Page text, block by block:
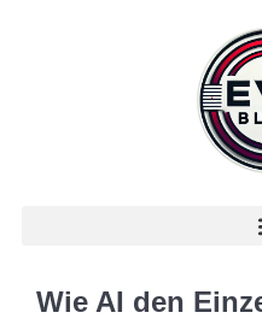
Wie AI den